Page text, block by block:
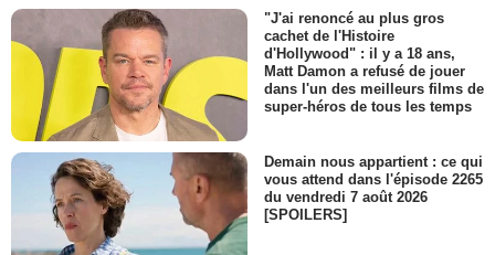
"J'ai renoncé au plus gros
cachet de l'Histoire
d'Hollywood" : il y a 18 ans,
Matt Damon a refusé de jouer
dans l'un des meilleurs films de
super-héros de tous les temps
Demain nous appartient : ce qui
vous attend dans l'épisode 2265
du vendredi 7 août 2026
[SPOILERS]